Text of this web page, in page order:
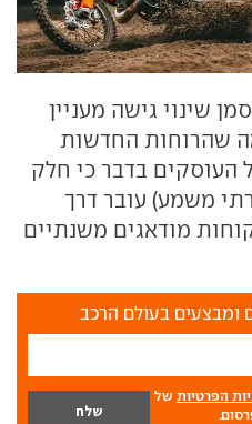
שינוי גישה מעניין
שהרוחות החדשות
העוסקים בדבר כי חלק
משמע) עובר דרך
מודאגים משנתיים
ומבצעים בעולם הרכב
הפרטיות של